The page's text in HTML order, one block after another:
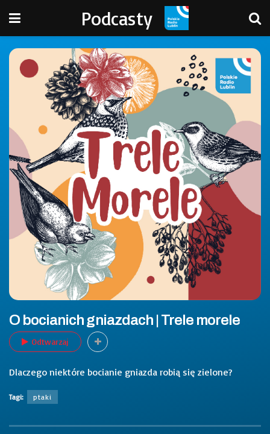
Podcasty
O bocianich gniazdach | Trele morele
Odtwarzaj
Dlaczego niektóre bocianie gniazda robią się zielone?
Tagi: ptaki